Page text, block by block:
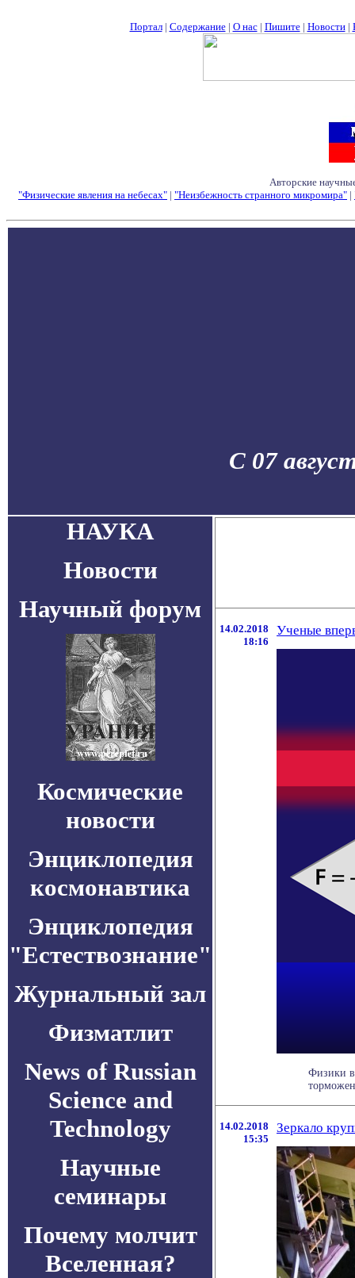
Портал| Содержание| О нас| Пишите| Новости|
Авторские
"Физические явления на небесах" | "Неизбежность странного микромира" |
С 07
НАУКА
Новости
Научный форум
Космические
новости
Энциклопедия
космонавтика
Энциклопедия
"Естествознание"
Журнальный зал
Физматлит
News of Russian
Science and
Technology
Научные
семинары
Почему молчит
Вселенная?
14.02.2018
18:16
Ученые
Физики
14.02.2018
15:35
Зеркало